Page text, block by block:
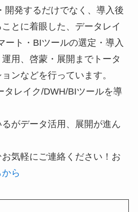
開発するだけでなく、導入後
とに着眼した、データレイ
ート・BIツールの選定・導入
用、啓蒙・展開までトータ
ンなどを行っています。
タレイク/DWH/BIツールを導
るがデータ活用、展開が進ん
気軽にご連絡ください！お
ら